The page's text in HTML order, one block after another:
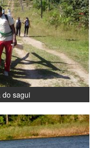
do sagui